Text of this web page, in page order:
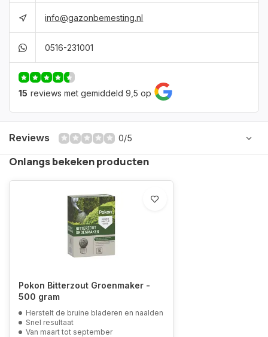
info@gazonbemesting.nl
0516-231001
15 reviews met gemiddeld 9,5 op
Reviews 0/5
Onlangs bekeken producten
Pokon Bitterzout Groenmaker -
500 gram
Herstelt de bruine bladeren en naalden
Snel resultaat
Van maart tot september